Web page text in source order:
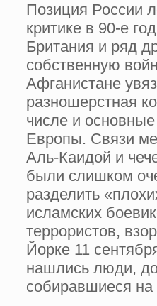
Позиция России
критике в 90-е
Британия и ряд
собственную
Афганистане
разношерстная
числе и
Европы. Связи
Аль-Каидой и
были слишком
разделить
исламских
террористов,
Йорке 11
нашлись люди, до
собиравшиеся